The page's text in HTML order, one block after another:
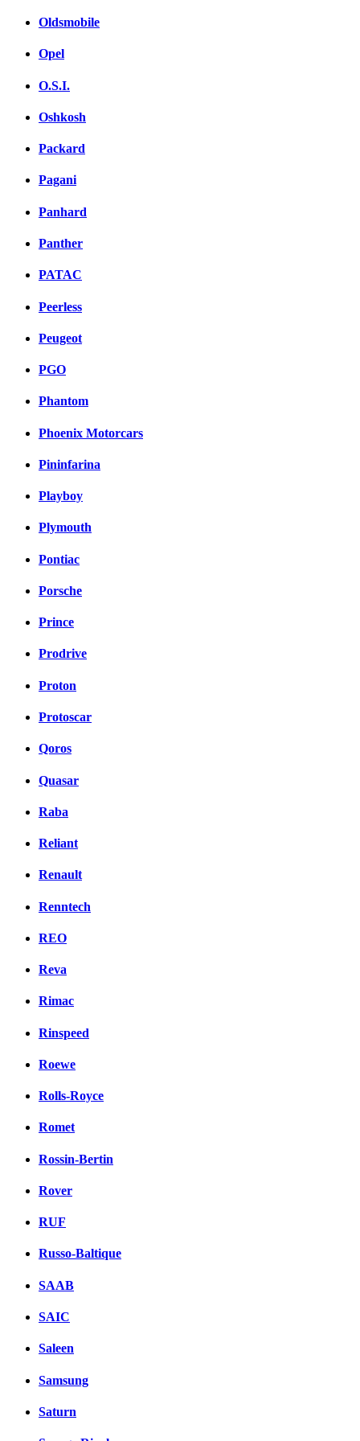
Oldsmobile
Opel
O.S.I.
Oshkosh
Packard
Pagani
Panhard
Panther
PATAC
Peerless
Peugeot
PGO
Phantom
Phoenix Motorcars
Pininfarina
Playboy
Plymouth
Pontiac
Porsche
Prince
Prodrive
Proton
Protoscar
Qoros
Quasar
Raba
Reliant
Renault
Renntech
REO
Reva
Rimac
Rinspeed
Roewe
Rolls-Royce
Romet
Rossin-Bertin
Rover
RUF
Russo-Baltique
SAAB
SAIC
Saleen
Samsung
Saturn